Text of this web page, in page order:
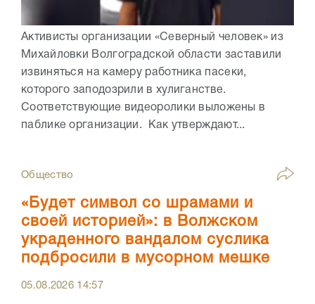
Активисты организации «Северный человек» из
Михайловки Волгоградской области заставили
извиняться на камеру работника пасеки,
которого заподозрили в хулиганстве.
Соответствующие видеоролики выложены в
паблике организации. Как утверждают...
Общество
«Будет символ со шрамами и
своей историей»: в Волжском
украденного вандалом суслика
подбросили в мусорном мешке
05.08.2026 14:57